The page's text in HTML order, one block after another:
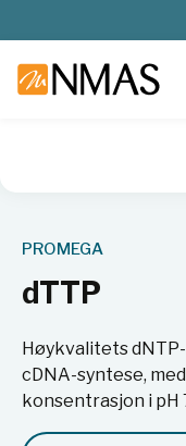
PROMEGA
dTTP
Høykvalitets
cDNA-syntese,
konsentrasjon i pH